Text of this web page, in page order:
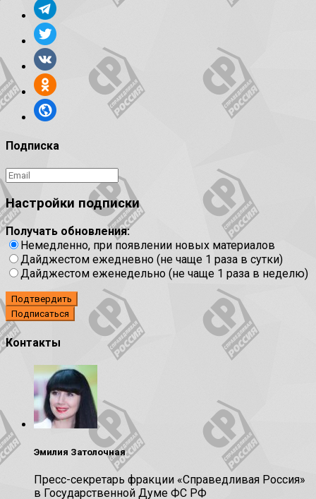
Подписка
Настройки подписки
Получать обновления:
Немедленно, при появлении новых материалов
Дайджестом ежедневно (не чаще 1 раза в сутки)
Дайджестом еженедельно (не чаще 1 раза в неделю)
Подтвердить
Контакты
Эмилия Затолочная
Пресс-секретарь фракции «Справедливая Россия»
в Государственной Думе ФС РФ